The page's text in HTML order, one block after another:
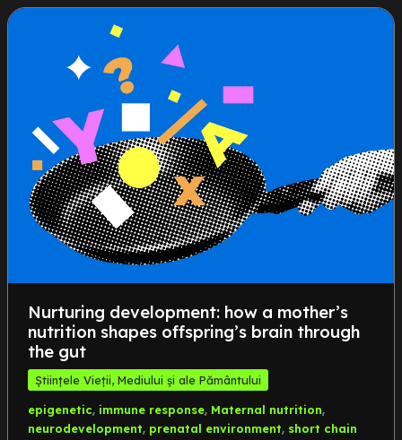
Nurturing development: how a mother’s
nutrition shapes offspring’s brain through
the gut
Științele Vieții, Mediului și ale Pământului
epigenetic, immune response, Maternal nutrition,
neurodevelopment, prenatal environment, short chain